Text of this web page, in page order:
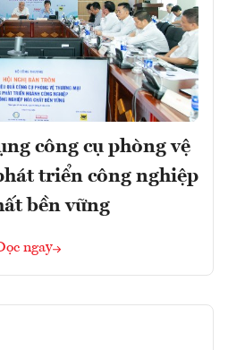
công cụ phòng vệ
triển công nghiệp
bền vững
ngay